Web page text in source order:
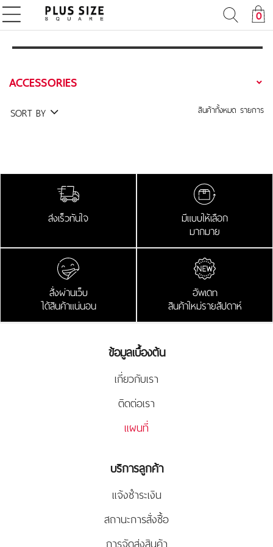
0
ACCESSORIES
SORT BY สินค้าทั้งหมด รายการ
ส่งเร็วทันใจ มีแบบให้เลือก
มากมาย
สั่งผ่านเว็บ
ได้สินค้าแน่นอน
อัพเดท
สินค้าใหม่รายสัปดาห์
ข้อมูลเบื้องต้น
เกี่ยวกับเรา
ติดต่อเรา
แผนที่
บริการลูกค้า
แจ้งชำระเงิน
สถานะการสั่งซื้อ